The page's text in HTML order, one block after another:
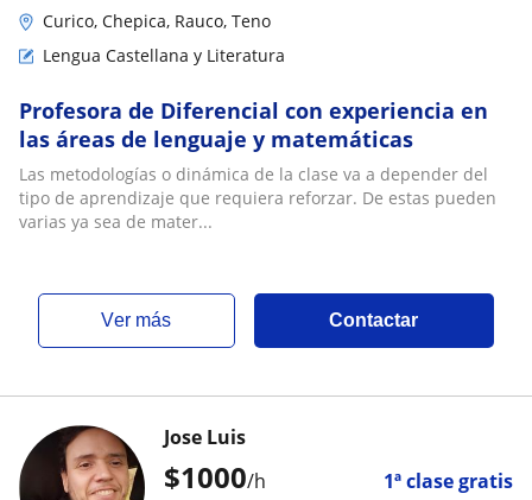
Curico, Chepica, Rauco, Teno
Lengua Castellana y Literatura
Profesora de Diferencial con experiencia en
las áreas de lenguaje y matemáticas
Las metodologías o dinámica de la clase va a depender del
tipo de aprendizaje que requiera reforzar. De estas pueden
varias ya sea de mater...
ver más Contactar
$1000/h 1ª clase gratis
Jose Luis